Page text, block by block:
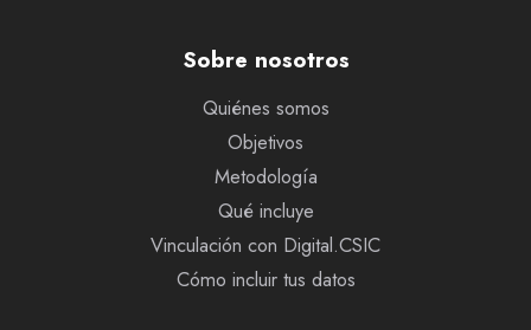
Sobre nosotros
Quiénes somos
Objetivos
Metodología
Qué incluye
Vinculación con Digital.CSIC
Cómo incluir tus datos